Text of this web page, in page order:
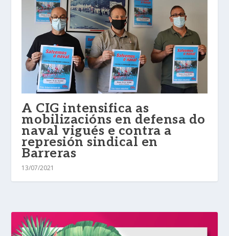
A CIG intensifica as
mobilizacións en defensa do
naval vigués e contra a
represión sindical en
Barreras
13/07/2021